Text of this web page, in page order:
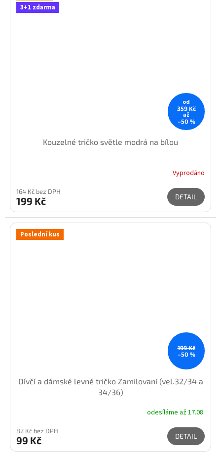
3+1 zdarma
od
359 Kč
až
–50 %
Kouzelné tričko světle modrá na bílou
Vyprodáno
164 Kč bez DPH
199 Kč DETAIL
Poslední kus
199 Kč
–50 %
Dívčí a dámské levné tričko Zamilovaní (vel.32/34 a
34/36)
odesíláme až 17.08.
82 Kč bez DPH
99 Kč DETAIL